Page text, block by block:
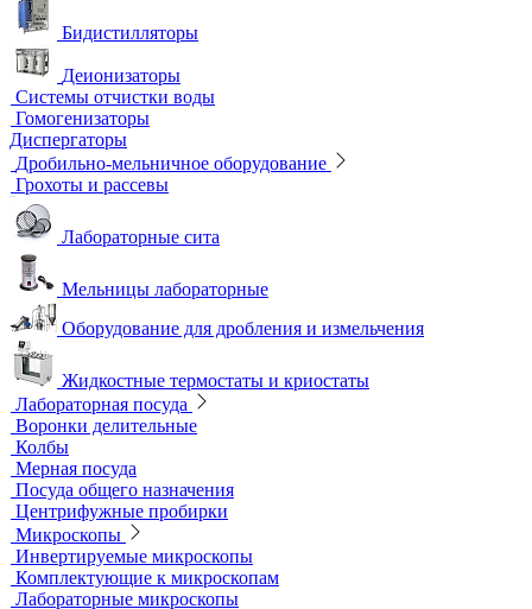
Перемешивающие устройства
Верхнеприводные мешалки
Магнитные мешалки
Центрифуги
Шейкеры и Встряхиватели (вортексы)
Экстракторы
Системы отчистки воды
Гомогенизаторы
Диспергаторы
Дробильно-мельничное оборудование
Грохоты и рассевы
Лабораторные сита
Мельницы лабораторные